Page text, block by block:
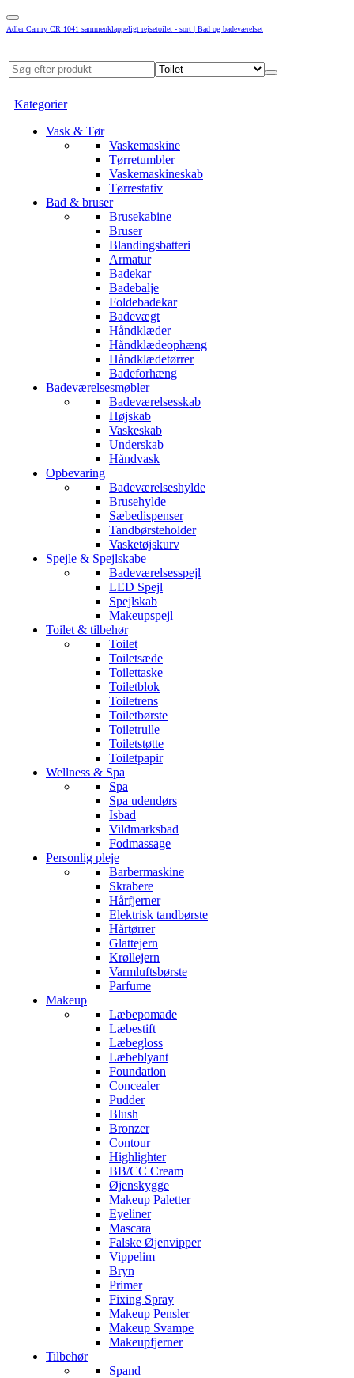
Adler Camry CR 1041 sammenklappeligt rejsetoilet - sort | Bad og badeværelset
Kategorier
Vask & Tør
Vaskemaskine
Tørretumbler
Vaskemaskineskab
Tørrestativ
Bad & bruser
Brusekabine
Bruser
Blandingsbatteri
Armatur
Badekar
Badebalje
Foldebadekar
Badevægt
Håndklæder
Håndklædeophæng
Håndklædetørrer
Badeforhæng
Badeværelsesmøbler
Badeværelsesskab
Højskab
Vaskeskab
Underskab
Håndvask
Opbevaring
Badeværelseshylde
Brusehylde
Sæbedispenser
Tandbørsteholder
Vasketøjskurv
Spejle & Spejlskabe
Badeværelsesspejl
LED Spejl
Spejlskab
Makeupspejl
Toilet & tilbehør
Toilet
Toiletsæde
Toilettaske
Toiletblok
Toiletrens
Toiletbørste
Toiletrulle
Toiletstøtte
Toiletpapir
Wellness & Spa
Spa
Spa udendørs
Isbad
Vildmarksbad
Fodmassage
Personlig pleje
Barbermaskine
Skrabere
Hårfjerner
Elektrisk tandbørste
Hårtørrer
Glattejern
Krøllejern
Varmluftsbørste
Parfume
Makeup
Læbepomade
Læbestift
Læbegloss
Læbeblyant
Foundation
Concealer
Pudder
Blush
Bronzer
Contour
Highlighter
BB/CC Cream
Øjenskygge
Makeup Paletter
Eyeliner
Mascara
Falske Øjenvipper
Vippelim
Bryn
Primer
Fixing Spray
Makeup Pensler
Makeup Svampe
Makeupfjerner
Tilbehør
Spand